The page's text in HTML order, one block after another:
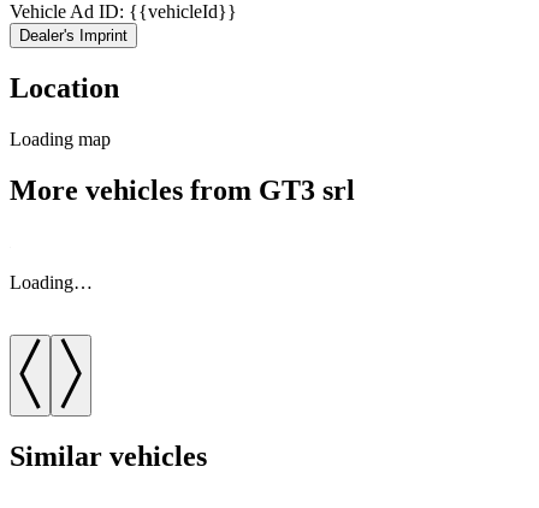
Vehicle Ad ID: {{vehicleId}}
Dealer's Imprint
Location
Loading map
More vehicles from GT3 srl
Loading…
Similar vehicles